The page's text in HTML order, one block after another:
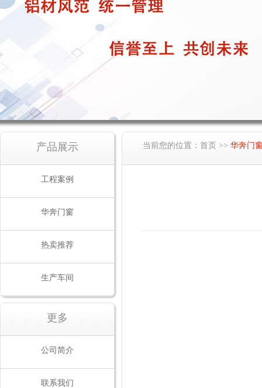
产品展示
工程案例
华奔门窗
热卖推荐
生产车间
更多
公司简介
联系我们
当前您的位置： 首页 >> 华奔门